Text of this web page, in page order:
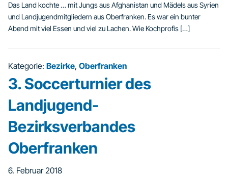
Das Land kochte … mit Jungs aus Afghanistan und Mädels aus Syrien
und Landjugendmitgliedern aus Oberfranken. Es war ein bunter
Abend mit viel Essen und viel zu Lachen. Wie Kochprofis […]
Kategorie: Bezirke, Oberfranken
3. Soccerturnier des
Landjugend-
Bezirksverbandes
Oberfranken
6. Februar 2018